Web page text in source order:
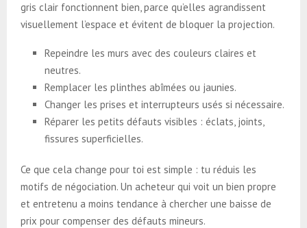
gris clair fonctionnent bien, parce qu’elles agrandissent
visuellement l’espace et évitent de bloquer la projection.
Repeindre les murs avec des couleurs claires et
neutres.
Remplacer les plinthes abîmées ou jaunies.
Changer les prises et interrupteurs usés si nécessaire.
Réparer les petits défauts visibles : éclats, joints,
fissures superficielles.
Ce que cela change pour toi est simple : tu réduis les
motifs de négociation. Un acheteur qui voit un bien propre
et entretenu a moins tendance à chercher une baisse de
prix pour compenser des défauts mineurs.